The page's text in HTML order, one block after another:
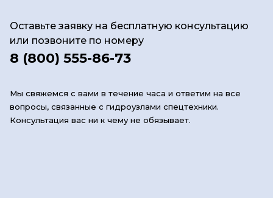
Оставьте заявку на бесплатную консультацию
или позвоните по номеру
8 (800) 555-86-73
Мы свяжемся с вами в течение часа и ответим на все
вопросы, связанные с гидроузлами спецтехники.
Консультация вас ни к чему не обязывает.